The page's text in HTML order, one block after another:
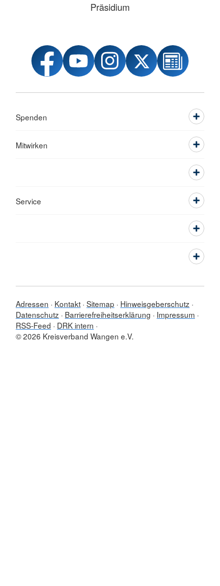
Präsidium
Spenden
Mitwirken
Service
Adressen Kontakt Sitemap
Hinweisgeberschutz
Datenschutz
Barrierefreiheitserklärung
Impressum
RSS-Feed
DRK intern
© 2026 Kreisverband Wangen e.V.